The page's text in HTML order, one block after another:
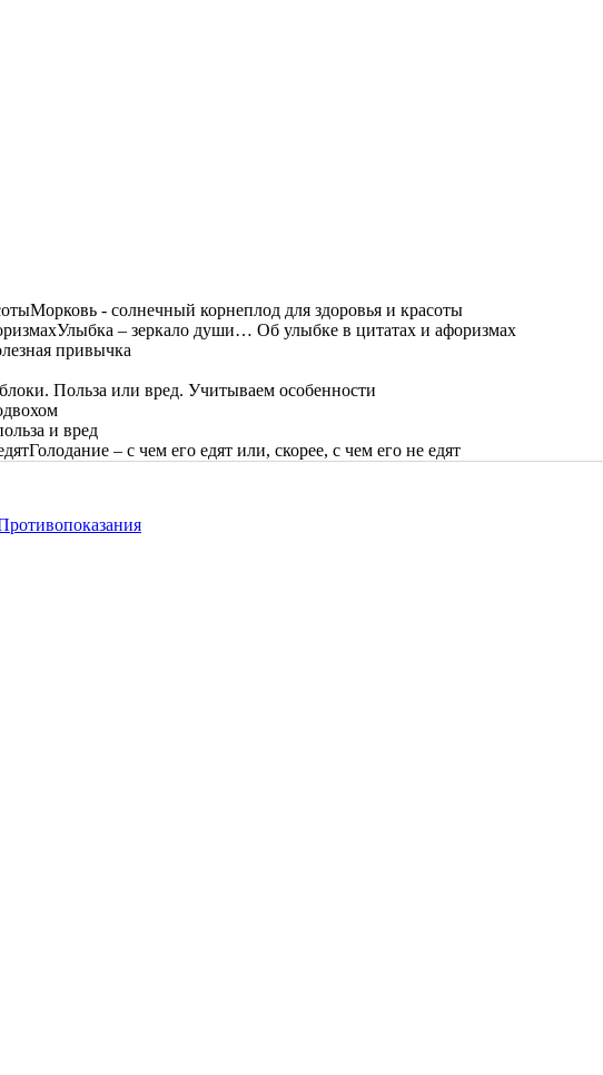
Морковь - солнечный корнеплод для здоровья и красоты
Улыбка – зеркало души… Об улыбке в цитатах и афоризмах
привычка
Польза или вред. Учитываем особенности
и вред
Голодание – с чем его едят или, скорее, с чем его не едят